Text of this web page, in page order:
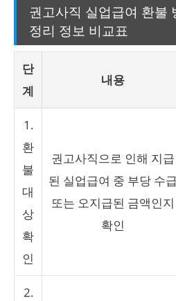
권고사직 실업급여 환불
정리 정보 비교표
단
계
내용
1.
환
불
대
상
확
인
권고사직으로 인해 지급
된 실업급여 중 부당 수급
또는 오지급된 금액인지
확인
2.